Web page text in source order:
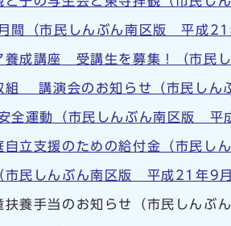
間（市民しんぶん南区版 平成21
養成講座 受講生を募集！（市民
組 講演会のお知らせ（市民し
全運動（市民しんぶん南区版 平
立支援のための給付金（市民
市民しんぶん南区版 平成21年9
扶養手当のお知らせ（市民しん